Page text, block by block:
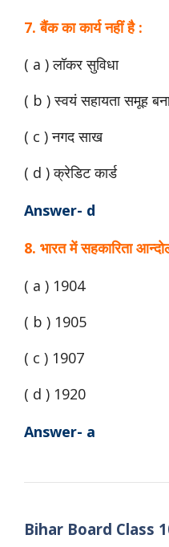
7. बैंक का कार्य नहीं है :
( a ) लॉकर सुविधा
( b ) स्वयं सहायता समूह
( c ) नगद साख
( d ) क्रेडिट कार्ड
Answer- d
8. भारत में सहकारिता
( a ) 1904
( b ) 1905
( c ) 1907
( d ) 1920
Answer- a
Bihar Board Class